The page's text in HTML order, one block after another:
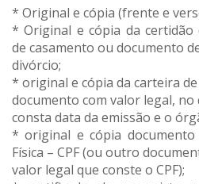
* Original e cópia (frente e
* Original e cópia da certidão
de casamento ou documento
divórcio;
* original e cópia da carteira
documento com valor legal, no
consta data da emissão e o
* original e cópia documento
Física – CPF (ou outro
valor legal que conste o CPF);